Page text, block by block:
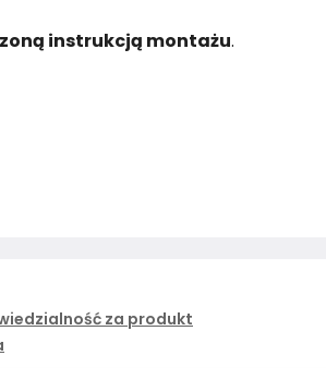
instrukcją montażu.
za produkt